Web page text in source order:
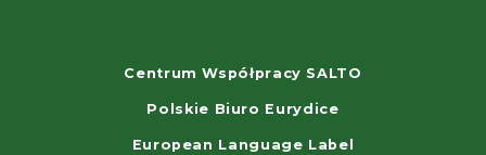
Centrum Współpracy SALTO
Polskie Biuro Eurydice
European Language Label